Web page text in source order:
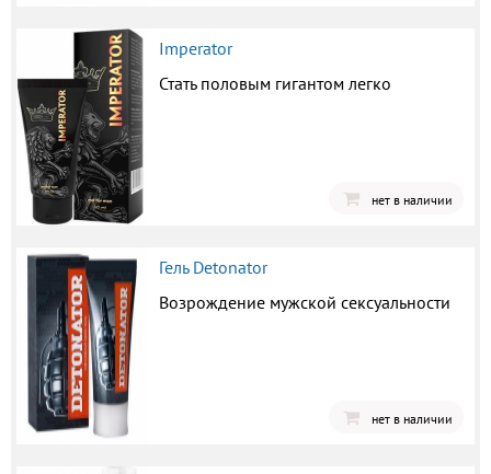
Imperator
Стать половым гигантом легко
нет в наличии
Гель Detonator
Возрождение мужской сексуальности
нет в наличии